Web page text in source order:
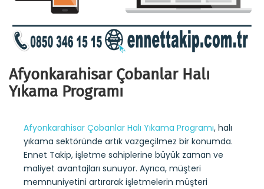
Afyonkarahisar Çobanlar Halı
Yıkama Programı
Afyonkarahisar Çobanlar Halı Yıkama Programı, halı
yıkama sektöründe artık vazgeçilmez bir konumda.
Ennet Takip, işletme sahiplerine büyük zaman ve
maliyet avantajları sunuyor. Ayrıca, müşteri
memnuniyetini artırarak işletmelerin müşteri